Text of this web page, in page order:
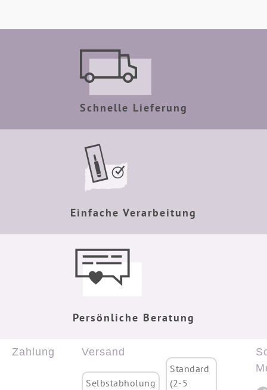
Schnelle Lieferung
Einfache Verarbeitung
Persönliche Beratung
Zahlung Versand
Selbstabholung
Standard
(2-5